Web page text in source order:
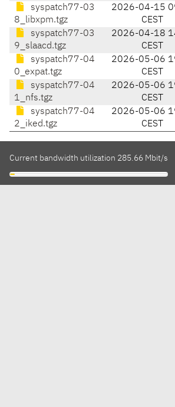
syspatch77-03
8_libxpm.tgz
2026-04-15
CEST
syspatch77-03
9_slaacd.tgz
2026-04-18
CEST
syspatch77-04
0_expat.tgz
2026-05-06
CEST
syspatch77-04
1_nfs.tgz
2026-05-06
CEST
syspatch77-04
2_iked.tgz
2026-05-06
CEST
Current bandwidth utilization 285.66 Mbit/s